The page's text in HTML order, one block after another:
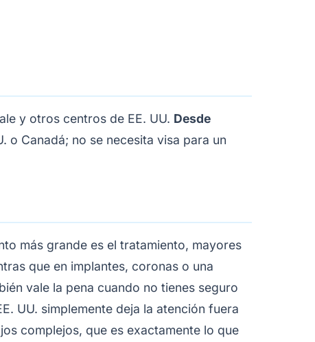
y otros centros de EE. UU. Desde
o Canadá; no se necesita visa para un
más grande es el tratamiento, mayores
que en implantes, coronas o una
vale la pena cuando no tienes seguro
UU. simplemente deja la atención fuera
complejos, que es exactamente lo que